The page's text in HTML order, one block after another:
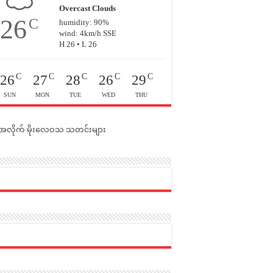
26C
Overcast Clouds
humidity: 90%
wind: 4km/h SSE
H 26 • L 26
26 C
SUN
27 C
MON
28 C
TUE
26 C
WED
29 C
THU
လိုက် မိုးလေဝသ သတင်းများ